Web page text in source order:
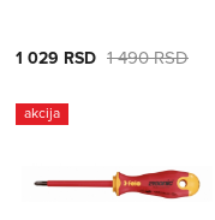
1 029 RSD 1 490 RSD
akcija